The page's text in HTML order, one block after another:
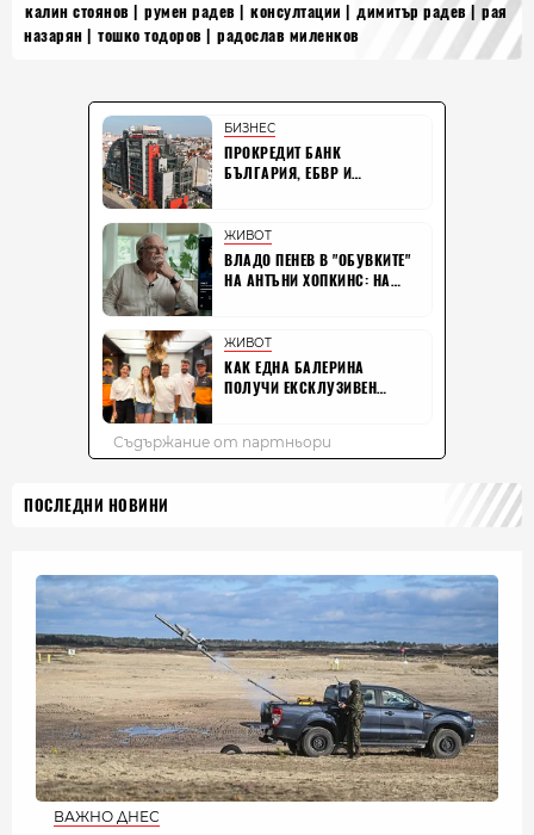
калин стоянов
румен радев консултации димитър радев
рая
назарян
тошко тодоров радослав миленков
ПОСЛЕДНИ НОВИНИ
ВАЖНО ДНЕС